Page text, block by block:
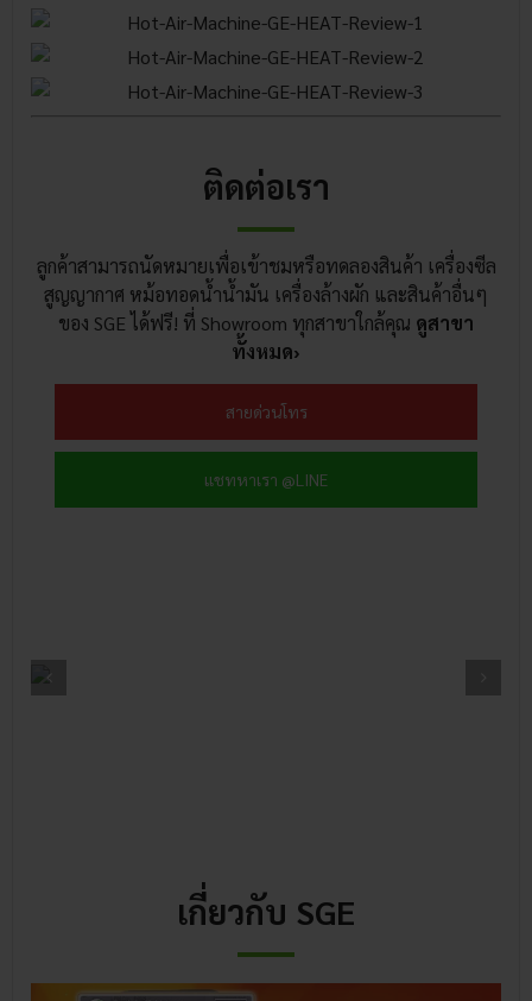
ติดต่อเรา
ลูกค้าสามารถนัดหมายเพื่อเข้าชมหรือทดลองสินค้า เครื่องซีล
สูญญากาศ หม้อทอดน้ำน้ำมัน เครื่องล้างผัก และสินค้าอื่นๆ
ของ SGE ได้ฟรี! ที่ Showroom ทุกสาขาใกล้คุณ ดูสาขา
ทั้งหมด›
สายด่วนโทร
แชทหาเรา @LINE
เกี่ยวกับ SGE